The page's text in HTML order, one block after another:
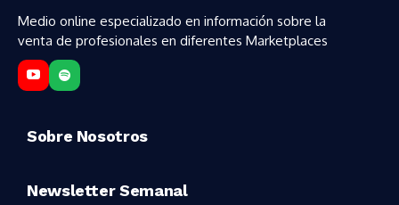
Medio online especializado en información sobre la
venta de profesionales en diferentes Marketplaces
Sobre Nosotros
Newsletter Semanal